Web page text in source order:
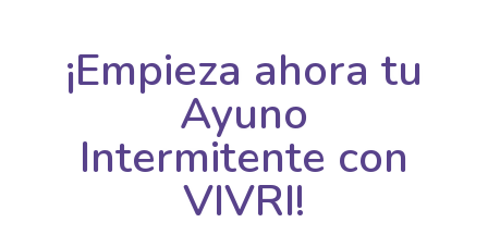
¡Empieza ahora tu
Ayuno
Intermitente con
VIVRI!